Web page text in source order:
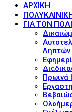
ΑΡΧΙΚΗ
ΓΙΑ ΤΟΝ
Ληπτών
Πρωινά